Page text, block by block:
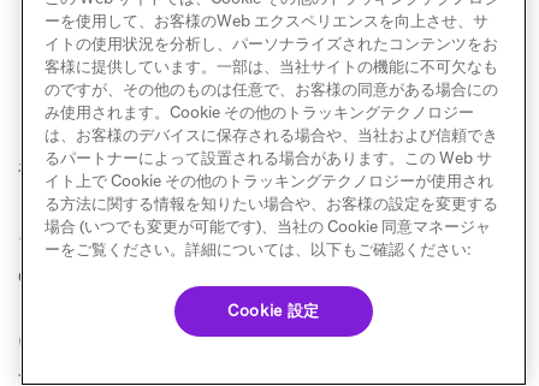
オブジェクト配列でのセグメ
ンテーション動作
複数の Nested Custom Attribute フィルターをANDロジ
ックで使用してオブジェクト配列に対するセグメンテ
ーションを行う場合、各フィルターは配列内のすべて
のアイテムに対して独立に評価されます。配列内の
アイテムが個々のフィルター条件を満たして
いれば、そのユーザーはセグメントの対象となりま
す。フィルターが同じアイテムに一致する必要はあり
ーを使用して、お客様のWeb エクスペリエンスを向上させ、サ
イトの使用状況を分析し、パーソナライズされたコンテンツをお
客様に提供しています。一部は、当社サイトの機能に不可欠なも
のですが、その他のものは任意で、お客様の同意がある場合にの
み使用されます。Cookie その他のトラッキングテクノロジー
は、お客様のデバイスに保存される場合や、当社および信頼でき
るパートナーによって設置される場合があります。この Web サ
イト上で Cookie その他のトラッキングテクノロジーが使用され
る方法に関する情報を知りたい場合や、お客様の設定を変更する
場合 (いつでも変更が可能です)、当社の Cookie 同意マネージャ
ーをご覧ください。詳細については、以下もご確認ください:
Cookie 設定